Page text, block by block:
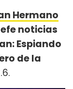
Hermano
noticias
Espiando
de la